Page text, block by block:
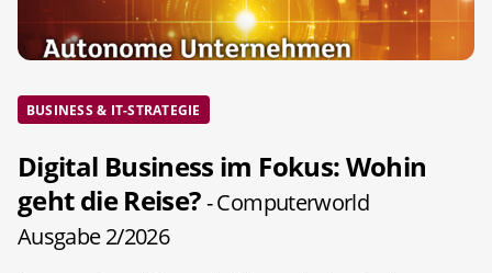
BUSINESS & IT-STRATEGIE
Digital Business im Fokus: Wohin
geht die Reise?- Computerworld
Ausgabe 2/2026